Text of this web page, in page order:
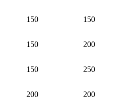
150 150
150 200
150 250
200 200